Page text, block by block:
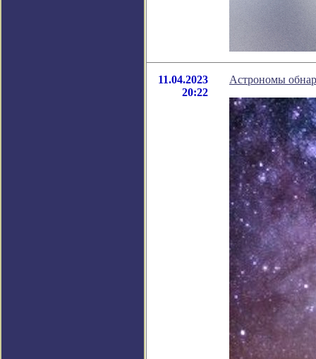
11.04.2023
20:22
Астрономы